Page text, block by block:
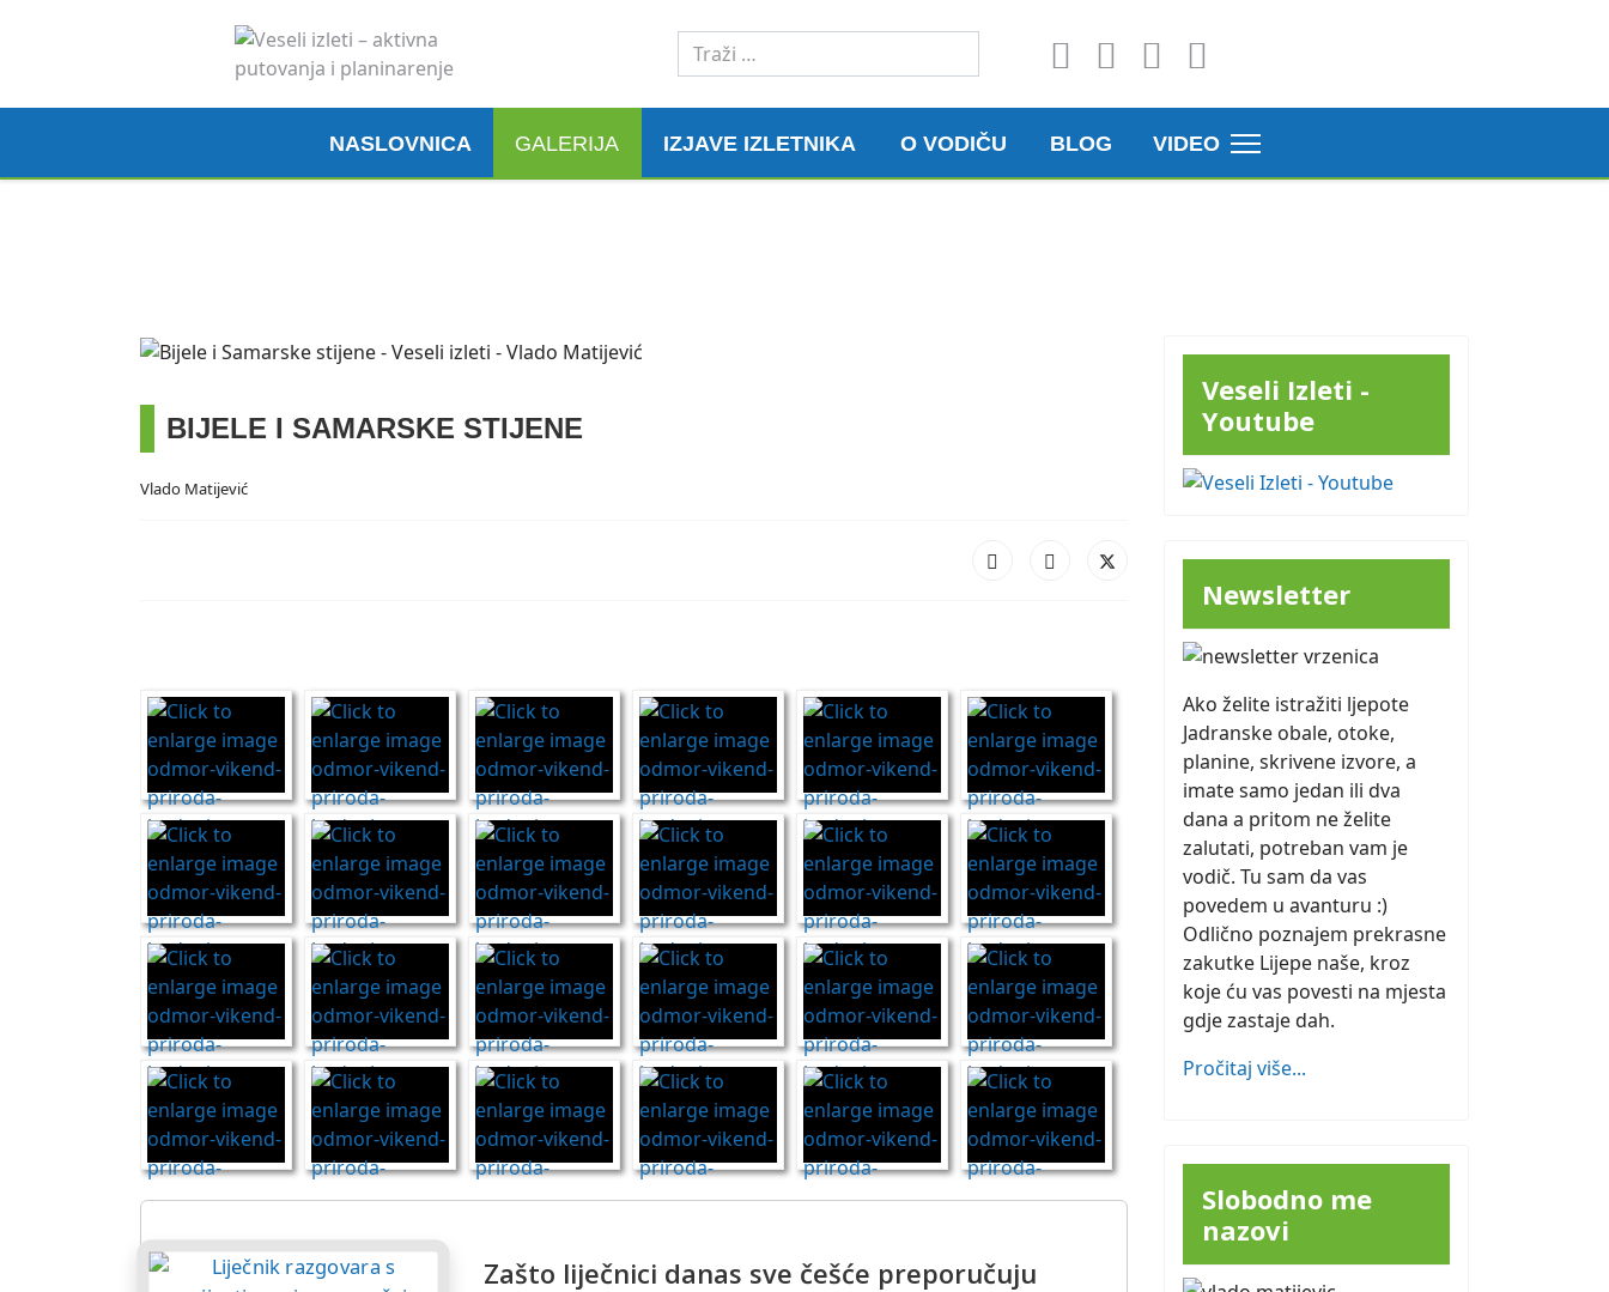
Traži
NASLOVNICA GALERIJA IZJAVE IZLETNIKA O VODIČU BLOG VIDEO
BIJELE I SAMARSKE STIJENE
Vlado Matijević
Zašto liječnici danas sve češće preporučuju
Veseli Izleti -
Youtube
Newsletter
Ako želite istražiti ljepote
Jadranske obale, otoke,
planine, skrivene izvore, a
imate samo jedan ili dva
dana a pritom ne želite
zalutati, potreban vam je
vodič. Tu sam da vas
povedem u avanturu :)
Odlično poznajem prekrasne
zakutke Lijepe naše, kroz
koje ću vas povesti na mjesta
gdje zastaje dah.
Pročitaj više...
Slobodno me
nazovi